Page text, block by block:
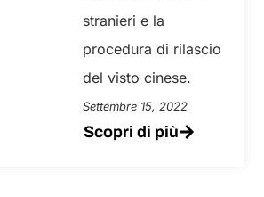
stranieri e la
procedura di rilascio
del visto cinese.
Settembre 15, 2022
Scopri di più